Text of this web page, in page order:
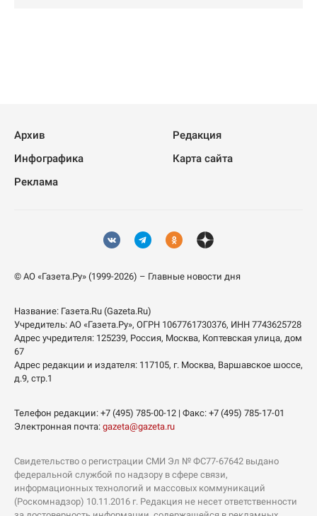
Архив
Редакция
Инфографика
Карта сайта
Реклама
© АО «Газета.Ру» (1999-2026) – Главные новости дня
Название: Газета.Ru (Gazeta.Ru)
Учредитель: АО «Газета.Ру», ОГРН 1067761730376, ИНН 7743625728
Адрес учредителя: 125239, Россия, Москва, Коптевская улица, дом
67
Адрес редакции и издателя: 117105, г. Москва, Варшавское шоссе,
д.9, стр.1
Телефон редакции: +7 (495) 785-00-12 | Факс: +7 (495) 785-17-01
Электронная почта: gazeta@gazeta.ru
Свидетельство о регистрации СМИ Эл № ФС77-67642 выдано
федеральной службой по надзору в сфере связи,
информационных технологий и массовых коммуникаций
(Роскомнадзор) 10.11.2016 г. Редакция не несет ответственности